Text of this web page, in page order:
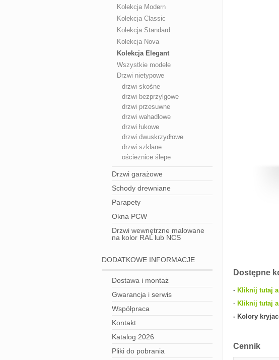
Kolekcja Modern
Kolekcja Classic
Kolekcja Standard
Kolekcja Nova
Kolekcja Elegant
Wszystkie modele
Drzwi nietypowe
drzwi skośne
drzwi bezprzylgowe
drzwi przesuwne
drzwi wahadłowe
drzwi łukowe
drzwi dwuskrzydłowe
drzwi szklane
ościeżnice ślepe
Drzwi garażowe
Schody drewniane
Parapety
Okna PCW
Drzwi wewnętrzne malowane
na kolor RAL lub NCS
DODATKOWE INFORMACJE
Dostawa i montaż
Gwarancja i serwis
Współpraca
Kontakt
Katalog 2026
Pliki do pobrania
Dostępne
- Kliknij tutaj
- Kliknij tutaj
- Kolory
Cennik